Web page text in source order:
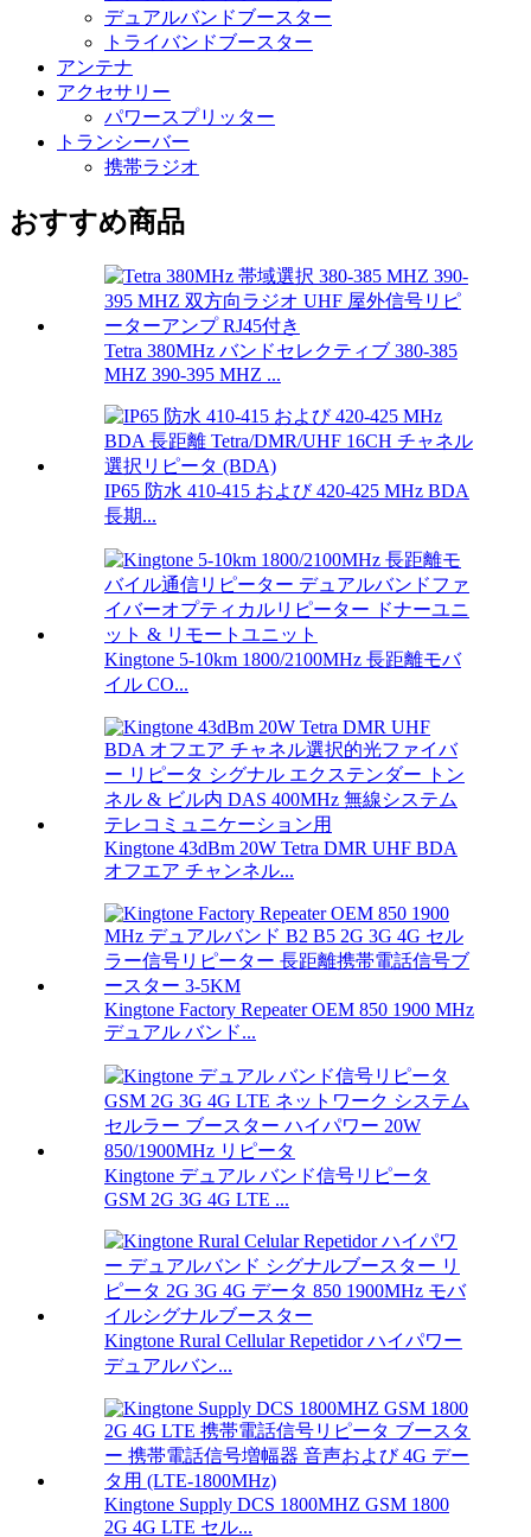
デュアルバンドブースター
トライバンドブースター
アンテナ
アクセサリー
パワースプリッター
トランシーバー
携帯ラジオ
おすすめ商品
Tetra 380MHz バンドセレクティブ 380-385
MHZ 390-395 MHZ ...
IP65 防水 410-415 および 420-425 MHz BDA
長期...
Kingtone 5-10km 1800/2100MHz 長距離モバ
イル CO...
Kingtone 43dBm 20W Tetra DMR UHF BDA
オフエア チャンネル...
Kingtone Factory Repeater OEM 850 1900 MHz
デュアル バンド...
Kingtone デュアル バンド信号リピータ
GSM 2G 3G 4G LTE ...
Kingtone Rural Cellular Repetidor ハイパワー
デュアルバン...
Kingtone Supply DCS 1800MHZ GSM 1800
2G 4G LTE セル...